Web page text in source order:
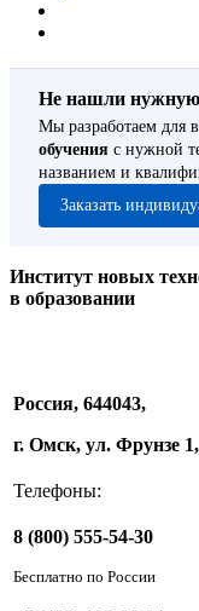
Не нашли
Мы разработаем для
обучения с нужной
названием и
Заказать
Институт новых
в образовании
Россия, 644043,
г. Омск, ул. Фрунзе
Телефоны:
8 (800) 555-54-30
Бесплатно по России